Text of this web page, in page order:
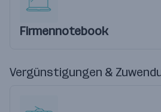
Firmennotebook
Vergünstigungen &